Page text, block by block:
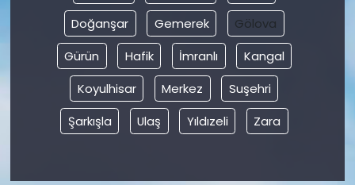
Doğanşar
Gemerek
Gölova
Gürün
Hafik İmranlı
Kangal
Koyulhisar
Merkez
Suşehri
Şarkışla
Ulaş Yıldızeli Zara